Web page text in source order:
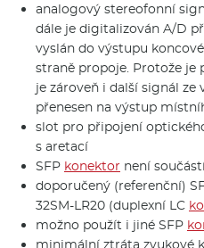
analogový stereofonní
dále je digitalizován A/D
vyslán do výstupu
straně propoje. Protože je
je zároveň i další signál
přenesen na výstup
slot pro připojení
s aretací
SFP konektor není
doporučený (referenční)
32SM-LR20 (duplexní LC
možno použít i jiné SFP
minimální ztráta zvukové